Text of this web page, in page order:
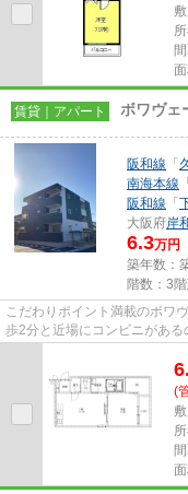
賃貸｜アパート ボワヴェ
阪和線 「
南海本線 「
阪和線 「
大阪府岸
6.3万円
築年数：
階数：3
こだわりポイント満載のボワ
歩2分と近場にコンビニがあ
(